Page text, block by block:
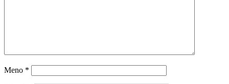
Meno *